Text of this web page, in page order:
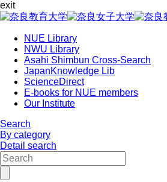
exit
NUE Library
NWU Library
Asahi Shimbun Cross-Search
JapanKnowledge Lib
ScienceDirect
E-books for NUE members
Our Institute
Search
By category
Detail search